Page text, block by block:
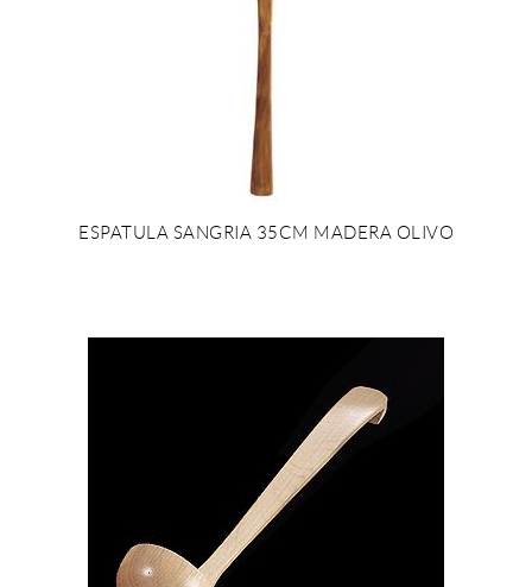
ESPATULA SANGRIA 35CM MADERA OLIVO